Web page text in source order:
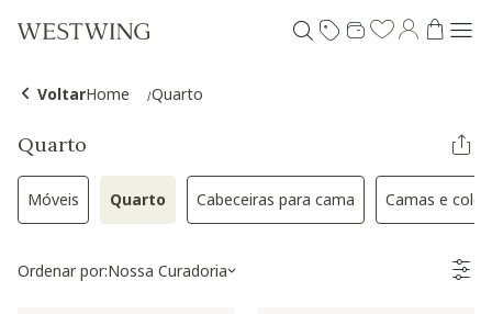
VoltarHome Quarto
Quarto
MóveisRefinar por Categoria: Móveis
Quarto Selected Atualmente refinado por Categoria:
Cabeceiras para camaRefinar por Categoria:
Camas e
Ordenar por:Nossa Curadoria